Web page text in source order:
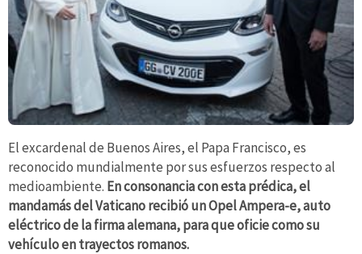
El excardenal de Buenos Aires, el Papa Francisco, es
reconocido mundialmente por sus esfuerzos respecto al
medioambiente. En consonancia con esta prédica, el
mandamás del Vaticano recibió un Opel Ampera-e, auto
eléctrico de la firma alemana, para que oficie como su
vehículo en trayectos romanos.